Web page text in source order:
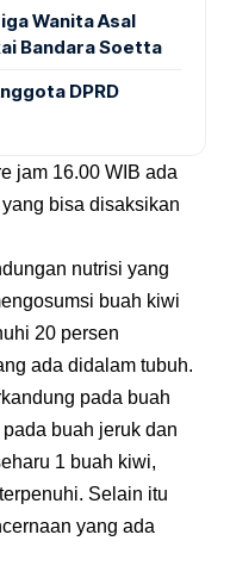
Wanita Asal
Bandara Soetta
DPRD
jam 16.00 WIB ada
bisa disaksikan
nutrisi yang
buah kiwi
20 persen
ada didalam tubuh.
pada buah
buah jeruk dan
1 buah kiwi,
Selain itu
yang ada